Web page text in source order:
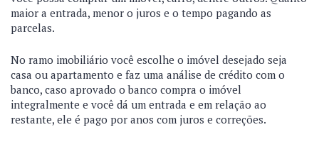
maior a entrada, menor o juros e o tempo pagando as
parcelas.
No ramo imobiliário você escolhe o imóvel desejado seja
casa ou apartamento e faz uma análise de crédito com o
banco, caso aprovado o banco compra o imóvel
integralmente e você dá um entrada e em relação ao
restante, ele é pago por anos com juros e correções.